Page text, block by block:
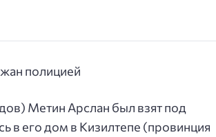
Метин Арслан был взят под
в его дом в Кизилтепе (провинция